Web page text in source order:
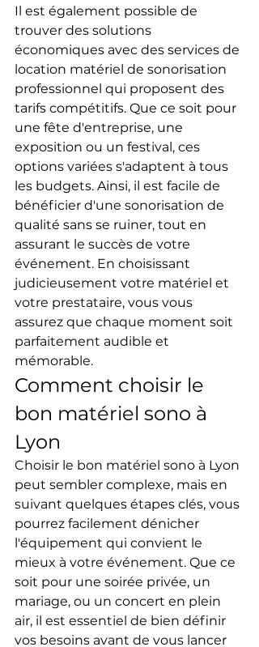
Il est également possible de
trouver des solutions
économiques avec des services de
location matériel de sonorisation
professionnel qui proposent des
tarifs compétitifs. Que ce soit pour
une fête d'entreprise, une
exposition ou un festival, ces
options variées s'adaptent à tous
les budgets. Ainsi, il est facile de
bénéficier d'une sonorisation de
qualité sans se ruiner, tout en
assurant le succès de votre
événement. En choisissant
judicieusement votre matériel et
votre prestataire, vous vous
assurez que chaque moment soit
parfaitement audible et
mémorable.
Comment choisir le
bon matériel sono à
Lyon
Choisir le bon matériel sono à Lyon
peut sembler complexe, mais en
suivant quelques étapes clés, vous
pourrez facilement dénicher
l'équipement qui convient le
mieux à votre événement. Que ce
soit pour une soirée privée, un
mariage, ou un concert en plein
air, il est essentiel de bien définir
vos besoins avant de vous lancer